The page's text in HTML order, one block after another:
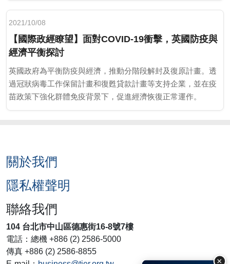
×
2021/10/08
【國際政經瞭望】面對COVID-19衝擊，英國防疫與
經濟平衡探討
英國政府為平衡防疫與經濟，推動分階段解封及復原計畫。透
過冠狀病毒工作保留計畫和復甦貸款計畫等支持企業，並在疫
苗政策下強化群體免疫背景下，促進經濟恢復正常運作。
關於我們
隱私權聲明
聯絡我們
104 台北市中山區德惠街16-8號7樓
電話：總機 +886 (2) 2586-5000
傳真 +886 (2) 2586-8855